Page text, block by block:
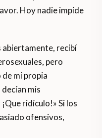
Hoy nadie impide
abiertamente, recibí
pero
mi propia
decían mis
ridículo!» Si los
ofensivos,